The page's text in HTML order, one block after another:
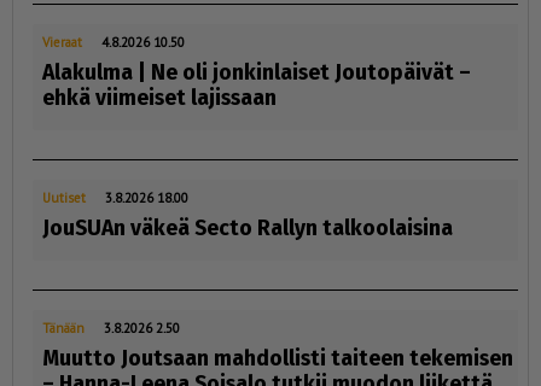
Vieraat 4.8.2026 10.50
Alakulma | Ne oli jonkinlaiset Joutopäivät –
ehkä viimeiset lajissaan
Uutiset 3.8.2026 18.00
JouSUAn väkeä Secto Rallyn talkoolaisina
Tänään 3.8.2026 2.50
Muutto Joutsaan mahdollisti taiteen tekemisen